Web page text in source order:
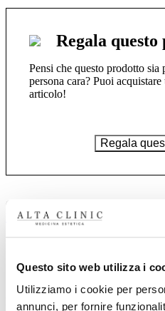
Questo sito web utilizza i
Utilizziamo i cookie per
annunci, per fornire
-
Rughe
quantità
Regala
Pensi che questo prodotto
persona cara? Puoi
articolo!
Regala
Categorie:
Estetica,Trattamenti Mirati
Protocollo completo di 7 sedute